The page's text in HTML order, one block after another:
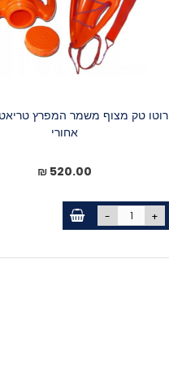
רוטו טק מצוף משמר המפרץ
אחורי
520.00 ₪
- +